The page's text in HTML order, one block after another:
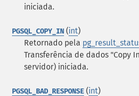
iniciada.
PGSQL_COPY_IN (int)
Retornado pela
Transferência de dados "Copy
servidor) iniciada.
PGSQL_BAD_RESPONSE (int)